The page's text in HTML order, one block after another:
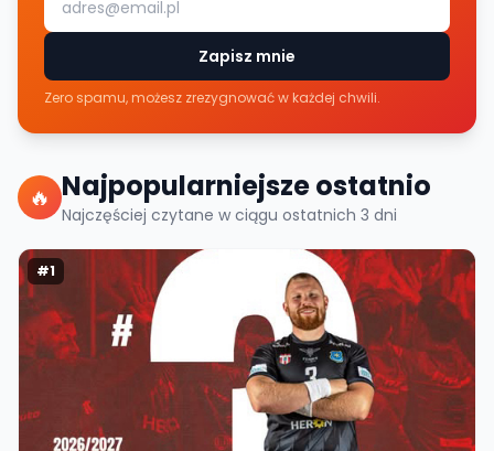
Zapisz mnie
Zero spamu, możesz zrezygnować w każdej chwili.
🔥 Najpopularniejsze ostatnio
Najczęściej czytane w ciągu ostatnich 3 dni
#1